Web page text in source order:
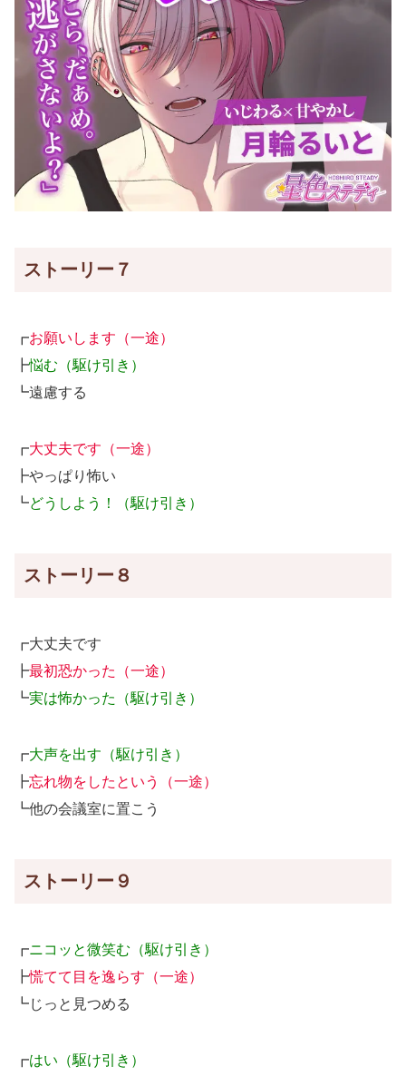
ストーリー７
┏お願いします（一途）
┣悩む（駆け引き）
┗遠慮する
┏大丈夫です（一途）
┣やっぱり怖い
┗どうしよう！（駆け引き）
ストーリー８
┏大丈夫です
┣最初恐かった（一途）
┗実は怖かった（駆け引き）
┏大声を出す（駆け引き）
┣忘れ物をしたという（一途）
┗他の会議室に置こう
ストーリー９
┏ニコッと微笑む（駆け引き）
┣慌てて目を逸らす（一途）
┗じっと見つめる
┏はい（駆け引き）